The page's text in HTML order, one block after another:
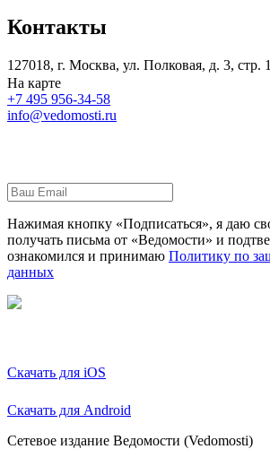
Контакты
127018, г. Москва, ул. Полковая, д. 3, стр. 1
На карте
+7 495 956-34-58
info@vedomosti.ru
Нажимая кнопку «Подписаться», я даю
получать письма от «Ведомости» и
ознакомился и принимаю Политику по
данных
Скачать для iOS
Скачать для Android
Сетевое издание Ведомости (Vedomosti)